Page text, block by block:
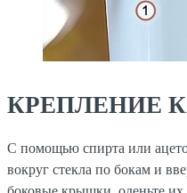
КРЕПЛЕНИЕ
С помощью спирта или
вокруг стекла по бокам и